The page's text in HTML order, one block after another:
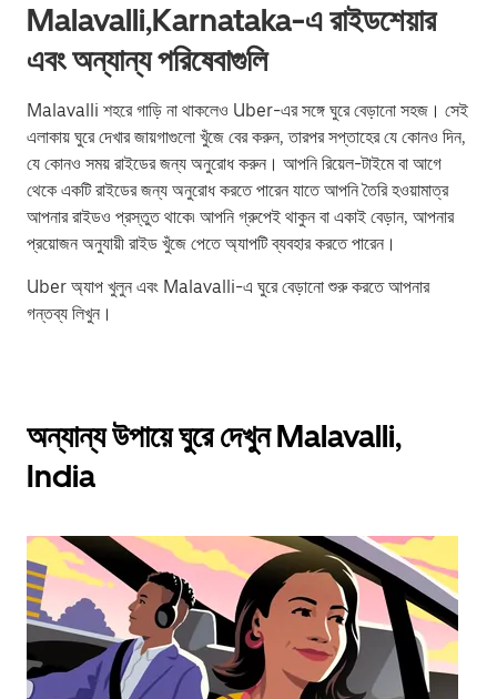
Malavalli,Karnataka-এ রাইডশেয়ার
এবং অন্যান্য পরিষেবাগুলি
Malavalli শহরে গাড়ি না থাকলেও Uber-এর সঙ্গে ঘুরে বেড়ানো সহজ। সেই
এলাকায় ঘুরে দেখার জায়গাগুলো খুঁজে বের করুন, তারপর সপ্তাহের যে কোনও দিন,
যে কোনও সময় রাইডের জন্য অনুরোধ করুন। আপনি রিয়েল-টাইমে বা আগে
থেকে একটি রাইডের জন্য অনুরোধ করতে পারেন যাতে আপনি তৈরি হওয়ামাত্র
আপনার রাইডও প্রস্তুত থাকে৷ আপনি গ্রুপেই থাকুন বা একাই বেড়ান, আপনার
প্রয়োজন অনুযায়ী রাইড খুঁজে পেতে অ্যাপটি ব্যবহার করতে পারেন।
Uber অ্যাপ খুলুন এবং Malavalli-এ ঘুরে বেড়ানো শুরু করতে আপনার
গন্তব্য লিখুন।
অন্যান্য উপায়ে ঘুরে দেখুন Malavalli,
India